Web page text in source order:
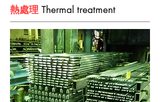
熱處理Thermal treatment